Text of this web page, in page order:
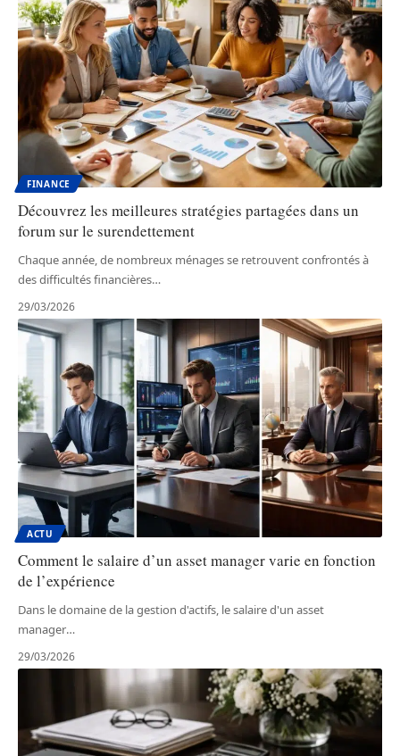
FINANCE
Découvrez les meilleures stratégies partagées dans un
forum sur le surendettement
Chaque année, de nombreux ménages se retrouvent confrontés à
des difficultés financières…
29/03/2026
ACTU
Comment le salaire d’un asset manager varie en fonction
de l’expérience
Dans le domaine de la gestion d'actifs, le salaire d'un asset
manager…
29/03/2026